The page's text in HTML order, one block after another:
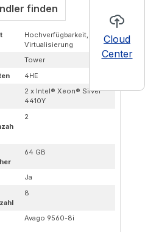
Cloud
Center
finden
Hochverfügbarkeit,
Virtualisierung
Tower
4HE
2 x Intel® Xeon® Silver
4410Y
2
64 GB
Ja
8
Avago 9560-8i